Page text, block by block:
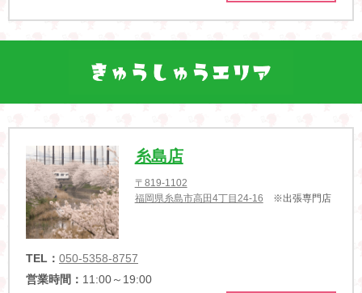
糸島店
〒819-1102
福岡県糸島市高田4丁目24-16 ※出張専門店
TEL： 050-5358-8757
営業時間： 11:00～19:00